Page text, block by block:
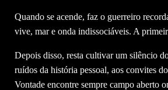
Quando se acende, faz o guerreiro
vive, mar e onda indissociáveis. A
Depois disso, resta cultivar um silêncio
ruídos da história pessoal, aos convites
Vontade encontre sempre campo aberto